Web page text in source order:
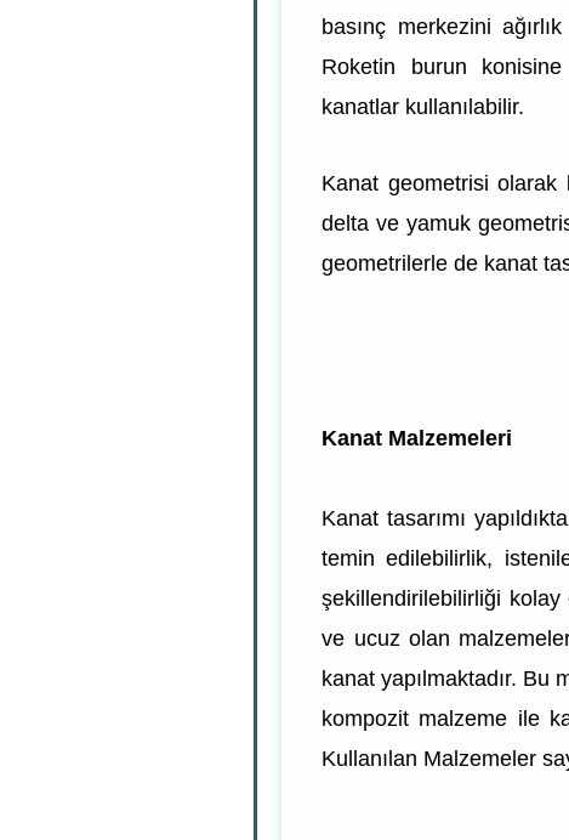
basınç merkezini
Roketin burun
kanatlar kullanılabilir.
Kanat geometrisi olarak
delta ve yamuk
geometrilerle de kanat
Kanat Malzemeleri
Kanat tasarımı
temin edilebilirlik,
şekillendirilebilirliği
ve ucuz olan
kanat yapılmaktadır. Bu
kompozit malzeme ile
Kullanılan Malzemeler